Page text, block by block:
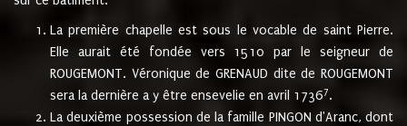
La première chapelle est sous le vocable de saint Pierre.
Elle aurait été fondée vers 1510 par le seigneur de
ROUGEMONT. Véronique de GRENAUD dite de ROUGEMONT
sera la dernière a y être ensevelie en avril 17367.
La deuxième possession de la famille PINGON d'Aranc, dont